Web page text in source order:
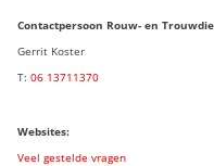
Contactpersoon Rouw- en
Gerrit Koster
T: 06 13711370
Websites:
Veel gestelde vragen